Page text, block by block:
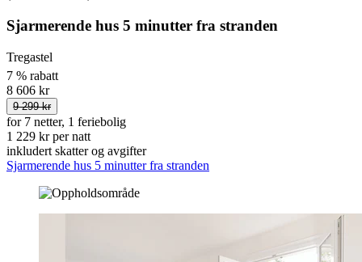
Sjarmerende hus 5 minutter fra stranden
Tregastel
7 % rabatt
8 606 kr
9 299 kr
for 7 netter, 1 feriebolig
1 229 kr per natt
inkludert skatter og avgifter
Sjarmerende hus 5 minutter fra stranden